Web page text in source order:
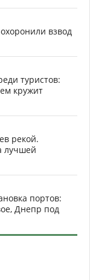
взвод
туристов:
кружит
рекой.
лучшей
портов:
Днепр под